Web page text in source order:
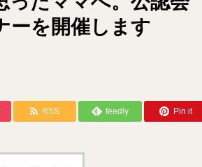
ーを開催します
RSS feedly Pin it